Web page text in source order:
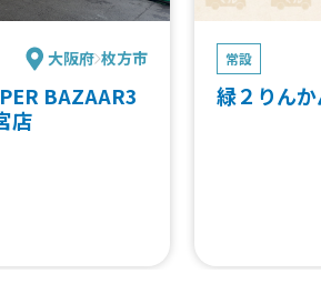
大阪府 枚方市
BAZAAR3
店
常設
緑２りん